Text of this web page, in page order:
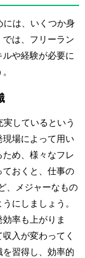
には、いくつか身
は、フリーラン
や経験が必要に
しているという
場によって用い
め、様々なフレ
おくと、仕事の
、メジャーなもの
にしましょう。
率も上がりま
入が変わってく
習得し、効率的